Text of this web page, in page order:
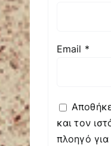
Email *
και τον
πλοηγό